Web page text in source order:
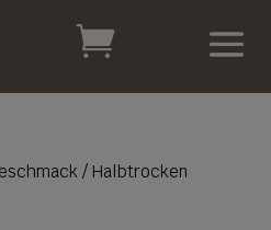
/ Halbtrocken